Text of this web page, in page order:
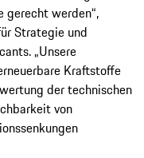
gerecht werden“,
Strategie und
„Unsere
Kraftstoffe
der technischen
von